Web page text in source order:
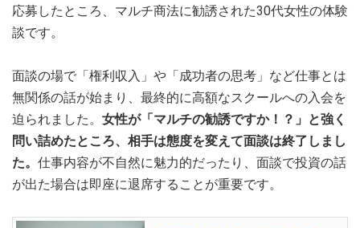
応募したところ、マルチ商法に勧誘された30代女性の体験
談です。
面談の場で「権利収入」や「成功者の思考」など仕事とは
無関係の話が始まり、最終的に高額なスクールへの入会を
迫られました。 女性が「マルチの勧誘ですか！？」と強く
問い詰めたところ、相手は態度を変えて面談は終了しまし
た。 仕事内容が不自然に魅力的だったり、面談で投資の話
が出た場合は即座に退席することが重要です。